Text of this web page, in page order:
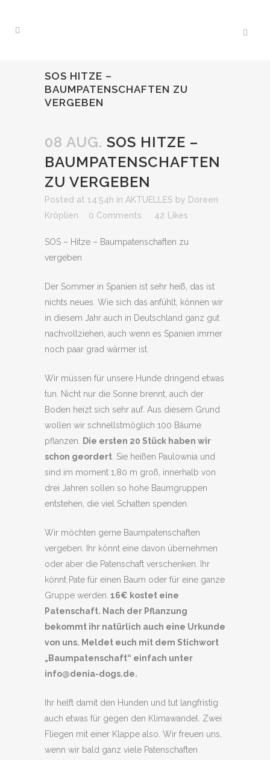
SOS HITZE –
BAUMPATENSCHAFTEN ZU
VERGEBEN
08 AUG. SOS HITZE –
BAUMPATENSCHAFTEN
ZU VERGEBEN
Posted at 14:54h in AKTUELLES by Doreen
Kröplien
0 Comments 42 Likes
SOS – Hitze – Baumpatenschaften zu
vergeben
Der Sommer in Spanien ist sehr heiß, das ist
nichts neues. Wie sich das anfühlt, können wir
in diesem Jahr auch in Deutschland ganz gut
nachvollziehen, auch wenn es Spanien immer
noch paar grad wärmer ist.
Wir müssen für unsere Hunde dringend etwas
tun. Nicht nur die Sonne brennt, auch der
Boden heizt sich sehr auf. Aus diesem Grund
wollen wir schnellstmöglich 100 Bäume
pflanzen.
Die ersten 20 Stück haben wir
schon geordert . Sie heißen Paulownia und
sind im moment 1,80 m groß, innerhalb von
drei Jahren sollen so hohe Baumgruppen
entstehen, die viel Schatten spenden.
Wir möchten gerne Baumpatenschaften
vergeben. Ihr könnt eine davon übernehmen
oder aber die Patenschaft verschenken. Ihr
könnt Pate für einen Baum oder für eine ganze
Gruppe werden. 16€ kostet eine
Patenschaft. Nach der Pflanzung
bekommt ihr natürlich auch eine Urkunde
von uns. Meldet euch mit dem Stichwort
„Baumpatenschaft“ einfach unter
info@denia-dogs.de.
Ihr helft damit den Hunden und tut langfristig
auch etwas für gegen den Klimawandel. Zwei
Fliegen mit einer Klappe also. Wir freuen uns,
wenn wir bald ganz viele Patenschaften